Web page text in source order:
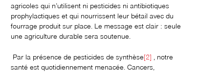
agricoles qui n’utilisent ni pesticides ni antibiotiques
prophylactiques et qui nourrissent leur bétail avec du
fourrage produit sur place. Le message est clair : seule
une agriculture durable sera soutenue.
Par la présence de pesticides de synthèse[2]
, notre
santé est quotidiennement menacée. Cancers,